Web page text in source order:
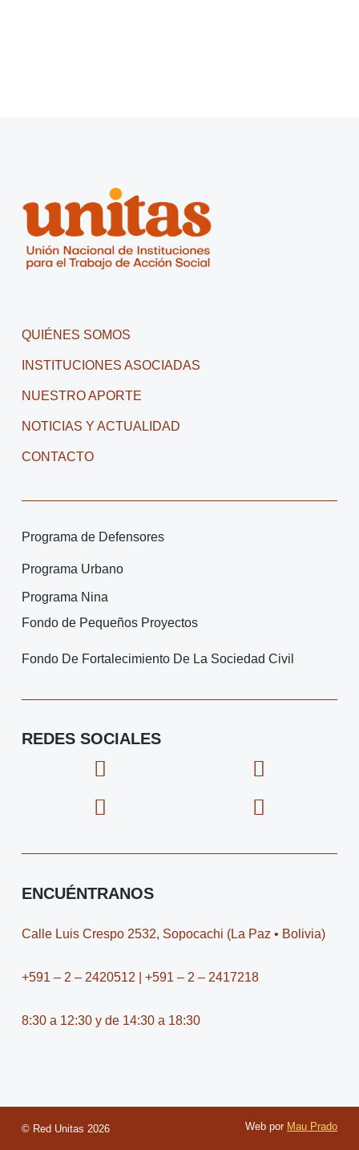
QUIÉNES SOMOS
INSTITUCIONES ASOCIADAS
NUESTRO APORTE
NOTICIAS Y ACTUALIDAD
CONTACTO
Programa de Defensores
Programa Urbano
Programa Nina
Fondo de Pequeños Proyectos
Fondo De Fortalecimiento De La Sociedad Civil
REDES SOCIALES
F
c
b
o
X
t
i
r
I
o
-
n
t
g
a
I
o
-
t
b
ENCUÉNTRANOS
Calle Luis Crespo 2532, Sopocachi (La Paz • Bolivia)
+591 – 2 – 2420512 | +591 – 2 – 2417218
8:30 a 12:30 y de 14:30 a 18:30
© Red Unitas 2026 Web por Mau Prado